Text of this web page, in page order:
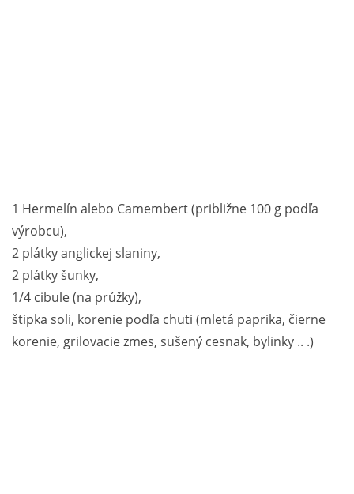
1 Hermelín alebo Camembert (približne 100 g podľa
výrobcu),
2 plátky anglickej slaniny,
2 plátky šunky,
1/4 cibule (na prúžky),
štipka soli, korenie podľa chuti (mletá paprika, čierne
korenie, grilovacie zmes, sušený cesnak, bylinky .. .)